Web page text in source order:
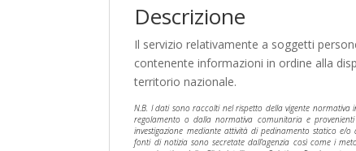
Descrizione
Il servizio relativamente a soggetti
contenente informazioni in ordine alla
territorio nazionale.
N.B. I dati sono raccolti nel rispetto della vigente
regolamento o dalla normativa comunitaria e
investigazione mediante attività di pedinamento statico e/
fonti di notizia sono secretate dall’agenzia così come i